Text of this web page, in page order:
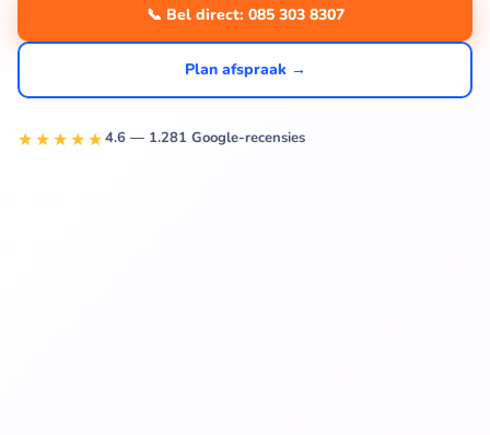
📞 Bel direct: 085 303 8307
Plan afspraak →
★★★★★4.6 — 1.281 Google-recensies